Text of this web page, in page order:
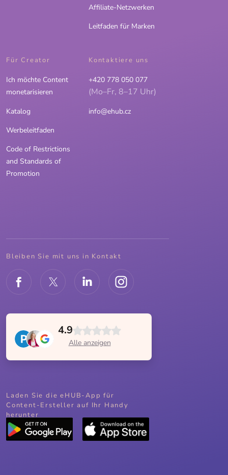
Affiliate-Netzwerken
Leitfaden für Marken
Für Creator
Ich möchte Content
monetarisieren
Katalog
Werbeleitfaden
Code of Restrictions
and Standards of
Promotion
Kontaktiere uns
+420 778 050 077
(Mo–Fr, 8–17 Uhr)
info@ehub.cz
Bleiben Sie mit uns in Kontakt
4.9
Alle anzeigen
Laden Sie die eHUB-App für
Content-Ersteller auf Ihr Handy
herunter